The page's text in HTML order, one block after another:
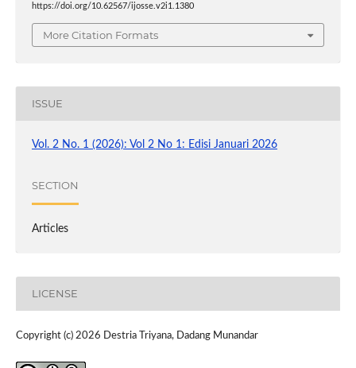
https://doi.org/10.62567/ijosse.v2i1.1380
More Citation Formats
ISSUE
Vol. 2 No. 1 (2026): Vol 2 No 1: Edisi Januari 2026
SECTION
Articles
LICENSE
Copyright (c) 2026 Destria Triyana, Dadang Munandar